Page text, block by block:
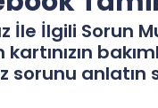
İle İlgili Sorun
sorunu